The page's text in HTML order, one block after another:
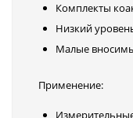
Комплекты
Низкий
Малые
Применение: